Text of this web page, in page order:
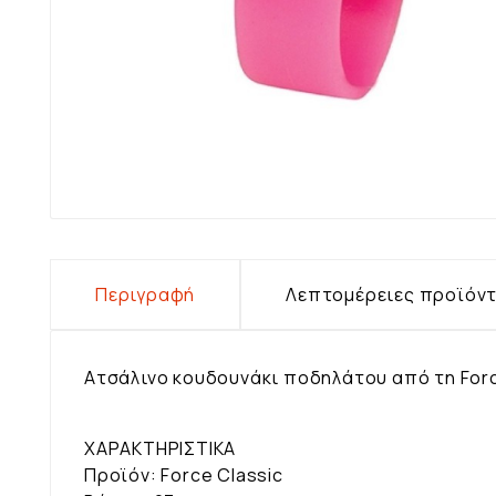
Περιγραφή Λεπτομέρειες
Ατσάλινο κουδουνάκι ποδηλάτου από τη
ΧΑΡΑΚΤΗΡΙΣΤΙΚΑ
Προϊόν: Force Classic